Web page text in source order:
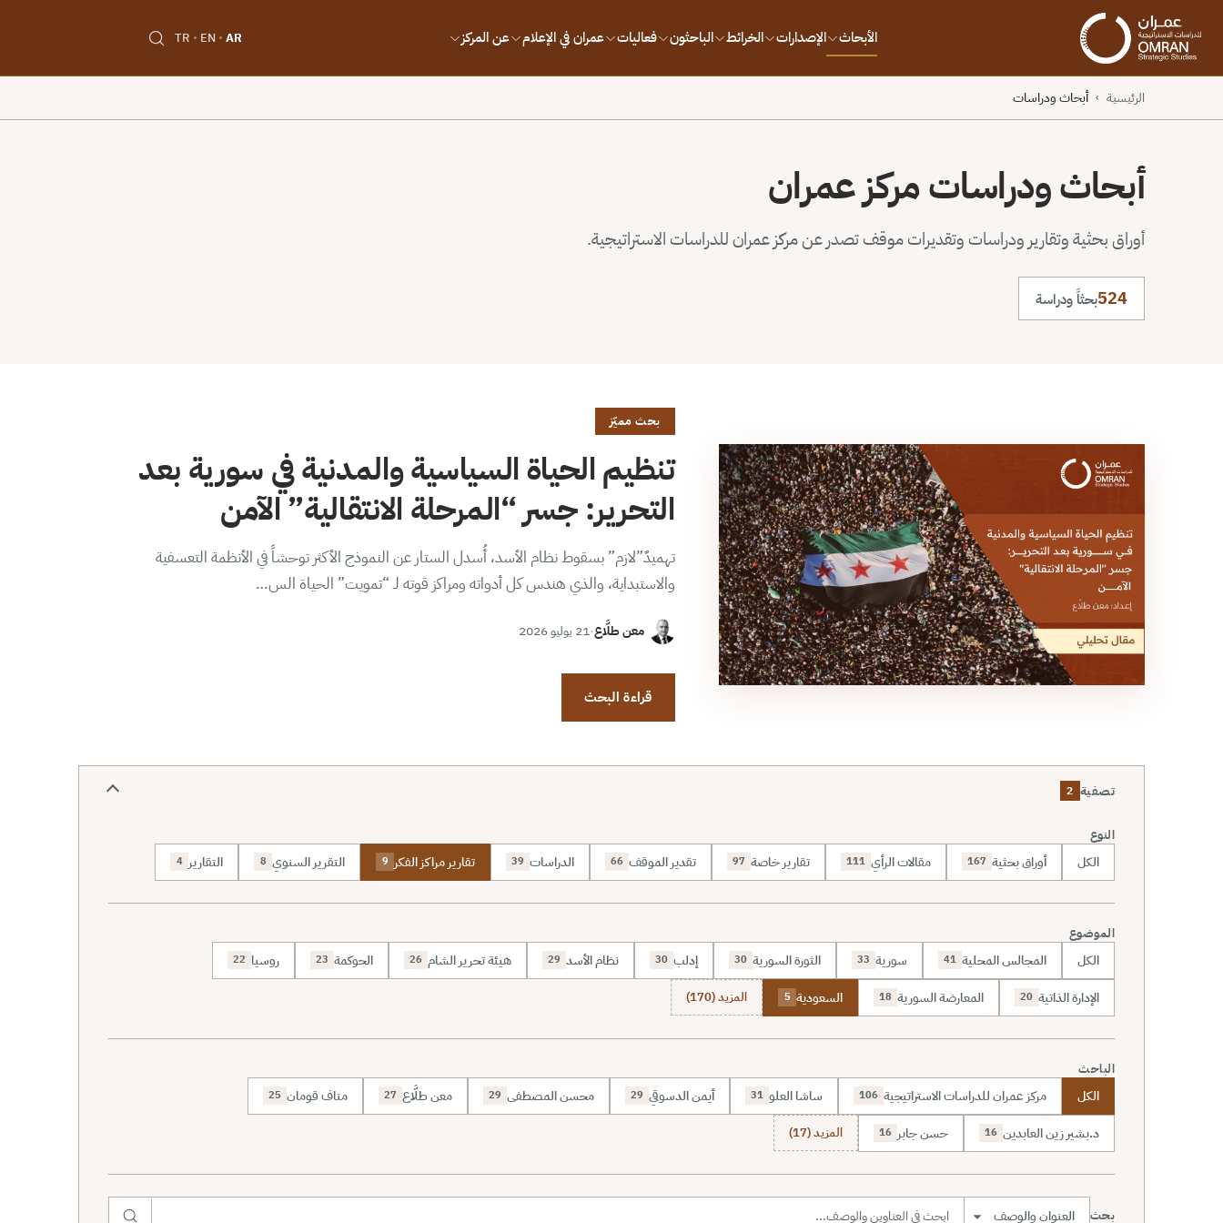
الأبحاث الإصدارات الخرائط الباحثون فعاليات عمران في الإعلام عن المركز AR
EN
TR
الرئيسية › أبحاث ودراسات
أبحاث ودراسات مركز عمران
أوراق بحثية وتقارير ودراسات وتقديرات موقف تصدر عن مركز عمران للدراسات الاستراتيجية.
524بحثاً ودراسة
بحث مميّز
تنظيم الحياة السياسية والمدنية في سورية بعد
التحرير: جسر “المرحلة الانتقالية” الآمن
تهميدٌ”لازم” بسقوط نظام الأسد، أُسدل الستار عن النموذج الأكثر توحشاً في الأنظمة التعسفية
والاستبداية، والذي هندس كل أدواته ومراكز قوته لـ “تمويت” الحياة الس…
معن طلَّاع·21 يوليو 2026
قراءة البحث
تصفية 2
النوع
الكل أوراق بحثية 167 مقالات الرأي 111 تقارير خاصة 97 تقدير الموقف 66 الدراسات 39 تقارير مراكز الفكر 9 التقرير السنوي 8 التقارير 4
الموضوع
الكل المجالس المحلية 41 سورية 33 الثورة السورية 30 إدلب 30 نظام الأسد 29 هيئة تحرير الشام 26 الحوكمة 23 روسيا 22
الإدارة الذاتية 20 المعارضة السورية 18 السعودية 5 المزيد (170)
الباحث
الكل مركز عمران للدراسات الاستراتيجية 106 ساشا العلو 31 أيمن الدسوقي 29 محسن المصطفى 29 معن طلَّاع 27 مناف قومان 25
د.بشير زين العابدين 16 حسن جابر 16 المزيد (17)
بحث